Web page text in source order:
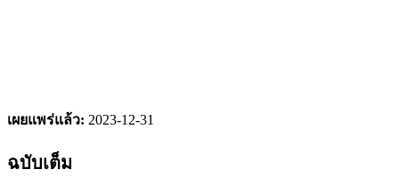
เผยแพร่แล้ว: 2023-12-31
ฉบับเต็ม